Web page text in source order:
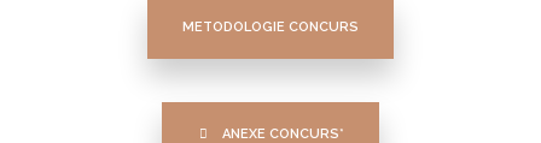
METODOLOGIE CONCURS
ANEXE CONCURS*